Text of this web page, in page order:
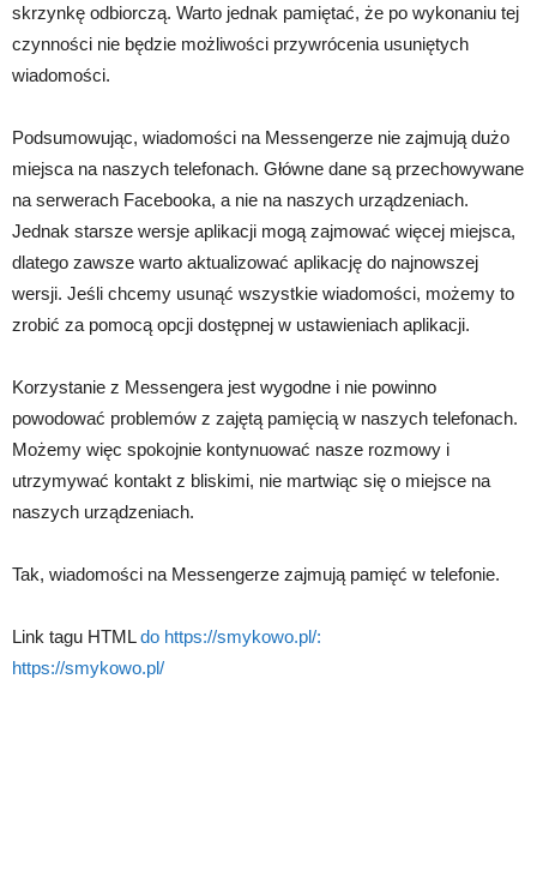
skrzynkę odbiorczą. Warto jednak pamiętać, że po wykonaniu tej
czynności nie będzie możliwości przywrócenia usuniętych
wiadomości.
Podsumowując, wiadomości na Messengerze nie zajmują dużo
miejsca na naszych telefonach. Główne dane są przechowywane
na serwerach Facebooka, a nie na naszych urządzeniach.
Jednak starsze wersje aplikacji mogą zajmować więcej miejsca,
dlatego zawsze warto aktualizować aplikację do najnowszej
wersji. Jeśli chcemy usunąć wszystkie wiadomości, możemy to
zrobić za pomocą opcji dostępnej w ustawieniach aplikacji.
Korzystanie z Messengera jest wygodne i nie powinno
powodować problemów z zajętą pamięcią w naszych telefonach.
Możemy więc spokojnie kontynuować nasze rozmowy i
utrzymywać kontakt z bliskimi, nie martwiąc się o miejsce na
naszych urządzeniach.
Tak, wiadomości na Messengerze zajmują pamięć w telefonie.
Link tagu HTMLdo https://smykowo.pl/:
https://smykowo.pl/